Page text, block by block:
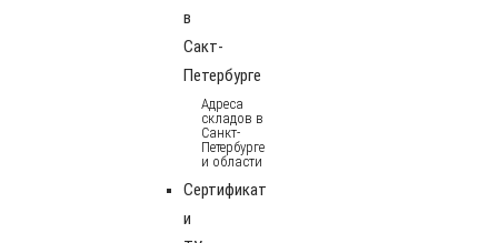
в
Сакт-
Петербурге
Адреса
складов в
Санкт-
Петербурге
и области
Сертификат
и